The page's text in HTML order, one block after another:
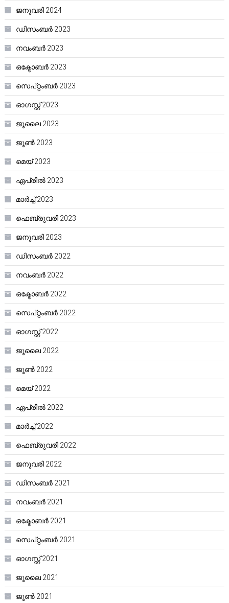
ജനുവരി 2024
ഡിസംബർ 2023
നവംബർ 2023
ഒക്ടോബർ 2023
സെപ്റ്റംബർ 2023
ഓഗസ്റ്റ്‌ 2023
ജൂലൈ 2023
ജൂൺ 2023
മെയ്‌ 2023
ഏപ്രിൽ 2023
മാർച്ച്‌ 2023
ഫെബ്രുവരി 2023
ജനുവരി 2023
ഡിസംബർ 2022
നവംബർ 2022
ഒക്ടോബർ 2022
സെപ്റ്റംബർ 2022
ഓഗസ്റ്റ്‌ 2022
ജൂലൈ 2022
ജൂൺ 2022
മെയ്‌ 2022
ഏപ്രിൽ 2022
മാർച്ച്‌ 2022
ഫെബ്രുവരി 2022
ജനുവരി 2022
ഡിസംബർ 2021
നവംബർ 2021
ഒക്ടോബർ 2021
സെപ്റ്റംബർ 2021
ഓഗസ്റ്റ്‌ 2021
ജൂലൈ 2021
ജൂൺ 2021